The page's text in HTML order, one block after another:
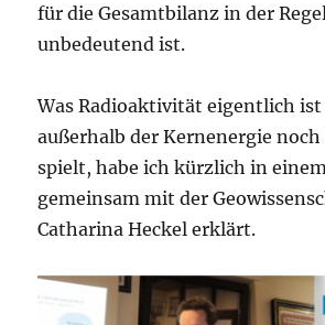
für die Gesamtbilanz in der
unbedeutend ist.
Was Radioaktivität eigentlich ist
außerhalb der Kernenergie noch
spielt, habe ich kürzlich in
gemeinsam mit der
Catharina Heckel erklärt.